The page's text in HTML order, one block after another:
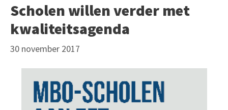
Scholen willen verder met
kwaliteitsagenda
30 november 2017